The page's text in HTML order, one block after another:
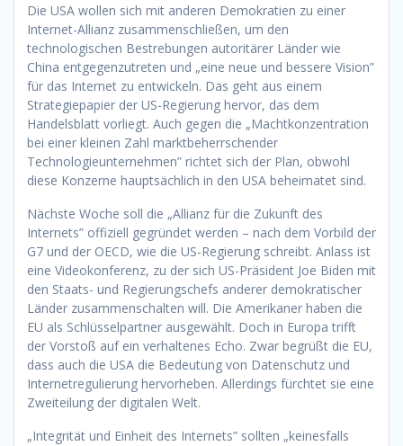
Die USA wollen sich mit anderen Demokratien zu einer
Internet-Allianz zusammenschließen, um den
technologischen Bestrebungen autoritärer Länder wie
China entgegenzutreten und „eine neue und bessere Vision”
für das Internet zu entwickeln. Das geht aus einem
Strategiepapier der US-Regierung hervor, das dem
Handelsblatt vorliegt. Auch gegen die „Machtkonzentration
bei einer kleinen Zahl marktbeherrschender
Technologieunternehmen” richtet sich der Plan, obwohl
diese Konzerne hauptsächlich in den USA beheimatet sind.
Nächste Woche soll die „Allianz für die Zukunft des
Internets” offiziell gegründet werden – nach dem Vorbild der
G7 und der OECD, wie die US-Regierung schreibt. Anlass ist
eine Videokonferenz, zu der sich US-Präsident Joe Biden mit
den Staats- und Regierungschefs anderer demokratischer
Länder zusammenschalten will. Die Amerikaner haben die
EU als Schlüsselpartner ausgewählt. Doch in Europa trifft
der Vorstoß auf ein verhaltenes Echo. Zwar begrüßt die EU,
dass auch die USA die Bedeutung von Datenschutz und
Internetregulierung hervorheben. Allerdings fürchtet sie eine
Zweiteilung der digitalen Welt.
„Integrität und Einheit des Internets” sollten „keinesfalls